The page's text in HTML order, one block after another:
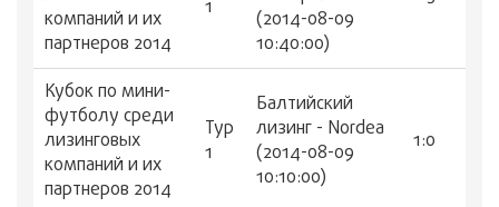
компаний и их
партнеров 2014
1
(2014-08-09
10:40:00)
Кубок по мини-
футболу среди
лизинговых
компаний и их
партнеров 2014
Тур
1
Балтийский
лизинг - Nordea
(2014-08-09
10:10:00)
1:0